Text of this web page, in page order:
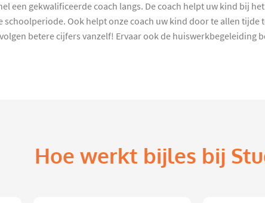
een gekwalificeerde coach langs. De coach helpt uw kind bij
schoolperiode. Ook helpt onze coach uw kind door te allen
betere cijfers vanzelf! Ervaar ook de huiswerkbegeleiding
Hoe werkt bijles bij